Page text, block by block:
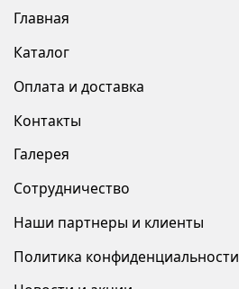
Главная
Каталог
Оплата и доставка
Контакты
Галерея
Сотрудничество
Наши партнеры и клиенты
Политика конфиденциальности